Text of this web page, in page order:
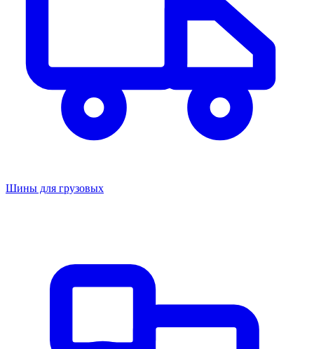
Шины для грузовых